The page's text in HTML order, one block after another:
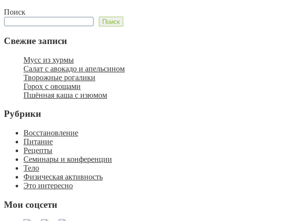
Поиск
Поиск
Свежие записи
Мусс из хурмы
Салат с авокадо и апельсином
Творожные рогалики
Горох с овощами
Пшённая каша с изюмом
Рубрики
Восстановление
Питание
Рецепты
Семинары и конференции
Тело
Физическая активность
Это интересно
Мои соцсети